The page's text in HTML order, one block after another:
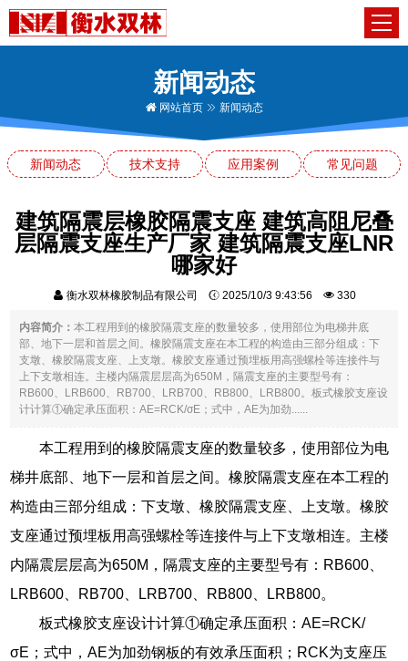
新闻动态
网站首页 新闻动态
新闻动态 技术支持 应用案例 常见问题
建筑隔震层橡胶隔震支座 建筑高阻尼叠
层隔震支座生产厂家 建筑隔震支座LNR
哪家好
衡水双林橡胶制品有限公司 2025/10/3 9:43:56 330
内容简介：本工程用到的橡胶隔震支座的数量较多，使用部位为电梯井底
部、地下一层和首层之间。橡胶隔震支座在本工程的构造由三部分组成：下
支墩、橡胶隔震支座、上支墩。橡胶支座通过预埋板用高强螺栓等连接件与
上下支墩相连。主楼内隔震层层高为650M，隔震支座的主要型号有：
RB600、LRB600、RB700、LRB700、RB800、LRB800。板式橡胶支座设
计计算①确定承压面积：AE=RCK/σE；式中，AE为加劲......
本工程用到的橡胶隔震支座的数量较多，使用部位为电
梯井底部、地下一层和首层之间。橡胶隔震支座在本工程的
构造由三部分组成：下支墩、橡胶隔震支座、上支墩。橡胶
支座通过预埋板用高强螺栓等连接件与上下支墩相连。主楼
内隔震层层高为650M，隔震支座的主要型号有：RB600、
LRB600、RB700、LRB700、RB800、LRB800。
板式橡胶支座设计计算①确定承压面积：AE=RCK/
σE；式中，AE为加劲钢板的有效承压面积；RCK为支座压